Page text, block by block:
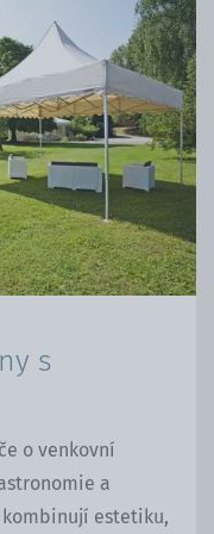
s
o venkovní
a
estetiku,